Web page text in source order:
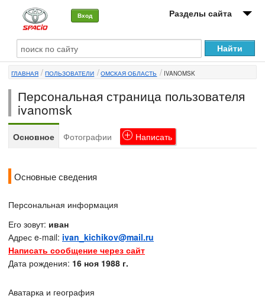
Вход Разделы сайта
О машине
Автоклуб
Форумы
Сервисы и услуги
ГЛАВНАЯ ПОЛЬЗОВАТЕЛИ ОМСКАЯ ОБЛАСТЬ IVANOMSK
Персональная страница пользователя
ivanomsk
Основное Фотографии Написать
Основные сведения
Персональная информация
Его зовут: иван
Адрес e-mail: ivan_kichikov@mail.ru
Написать сообщение через сайт
Дата рождения: 16 ноя 1988 г.
Аватарка и география